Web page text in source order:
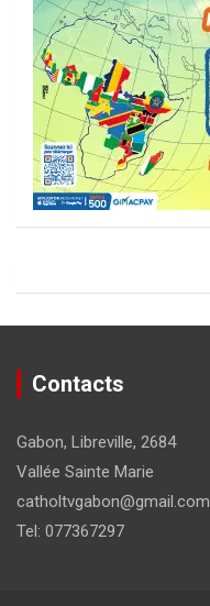
Contacts
Gabon, Libreville, 2684
Vallée Sainte Marie
catholtvgabon@gmail.com
Tel: 077367297